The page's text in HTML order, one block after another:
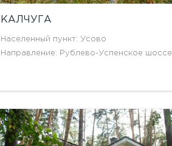
КАЛЧУГА
Населенный пункт: Усово
Направление: Рублево-Успенское шоссе